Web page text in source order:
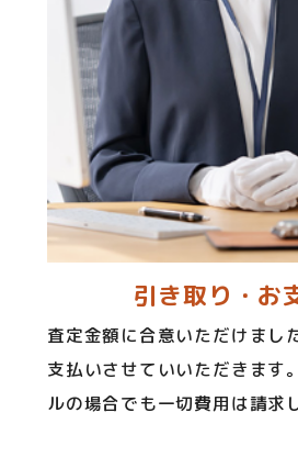
引き取り・お
査定金額に合意いただけまし
支払いさせていいただきます
ルの場合でも一切費用は請求